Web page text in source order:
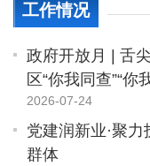
工作情况
2026-07-24
政府开放月 | 舌
区“你我同查”“
党建润新业·聚
群体